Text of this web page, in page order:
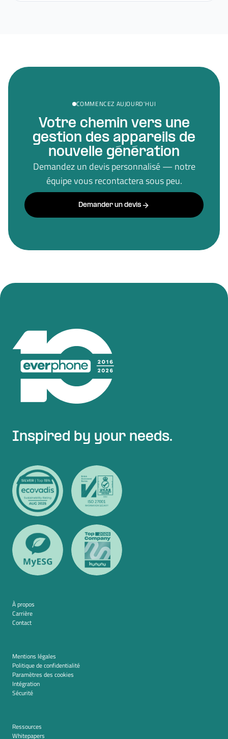
COMMENCEZ AUJOURD'HUI
Votre chemin vers une
gestion des appareils de
nouvelle génération
Demandez un devis personnalisé — notre
équipe vous recontactera sous peu.
Demander un devis
Inspired by your needs.
À propos
Carrière
Contact
Mentions légales
Politique de confidentialité
Paramètres des cookies
Intégration
Sécurité
Ressources
Whitepapers